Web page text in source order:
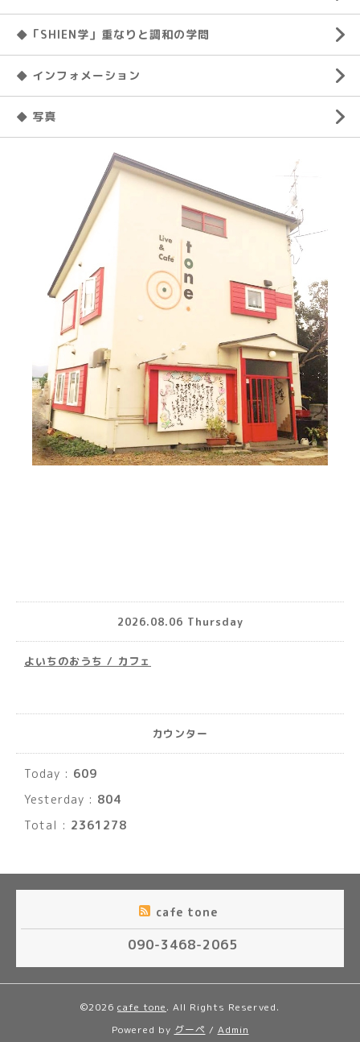
◆「SHIEN学」重なりと調和の学問
◆ インフォメーション
◆ 写真
2026.08.06 Thursday
よいちのおうち / カフェ
カウンター
Today : 609
Yesterday : 804
Total : 2361278
cafe tone
090-3468-2065
©2026 cafe tone. All Rights Reserved.
Powered by グーペ / Admin